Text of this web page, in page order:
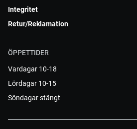
Integritet
Retur/Reklamation
ÖPPETTIDER
Vardagar 10-18
Lördagar 10-15
Söndagar stängt